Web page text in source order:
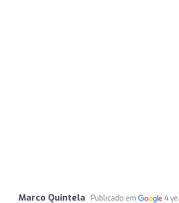
Marco Quintela Publicado em 4